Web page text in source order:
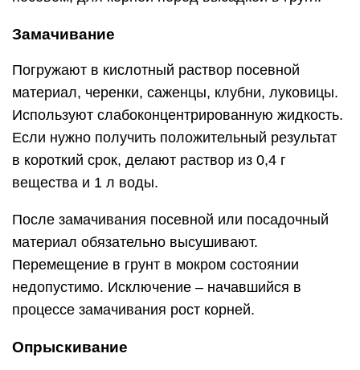
Замачивание
Погружают в кислотный раствор посевной
материал, черенки, саженцы, клубни, луковицы.
Используют слабоконцентрированную жидкость.
Если нужно получить положительный результат
в короткий срок, делают раствор из 0,4 г
вещества и 1 л воды.
После замачивания посевной или посадочный
материал обязательно высушивают.
Перемещение в грунт в мокром состоянии
недопустимо. Исключение – начавшийся в
процессе замачивания рост корней.
Опрыскивание